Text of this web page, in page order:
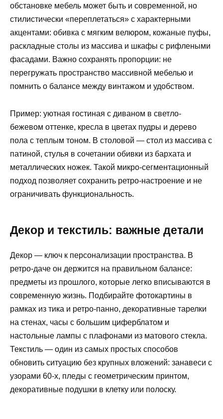
обстановке мебель может быть и современной, но
стилистически «переплетаться» с характерными
акцентами: обивка с мягким велюром, кожаные пуфы,
раскладные столы из массива и шкафы с рифлеными
фасадами. Важно сохранять пропорции: не
перегружать пространство массивной мебелью и
помнить о балансе между винтажом и удобством.
Пример: уютная гостиная с диваном в светло-
бежевом оттенке, кресла в цветах пудры и дерево
пола с теплым тоном. В столовой — стол из массива с
патиной, стулья в сочетании обивки из бархата и
металлических ножек. Такой микро-сегментационный
подход позволяет сохранить ретро-настроение и не
ограничивать функциональность.
Декор и текстиль: важные детали
Декор — ключ к персонализации пространства. В
ретро-даче он держится на правильном балансе:
предметы из прошлого, которые легко вписываются в
современную жизнь. Подбирайте фотокартины в
рамках из тика и ретро-панно, декоративные тарелки
на стенах, часы с большим циферблатом и
настольные лампы с плафонами из матового стекла.
Текстиль — один из самых простых способов
обновить ситуацию без крупных вложений: занавеси с
узорами 60-х, пледы с геометрическим принтом,
декоративные подушки в клетку или полоску.